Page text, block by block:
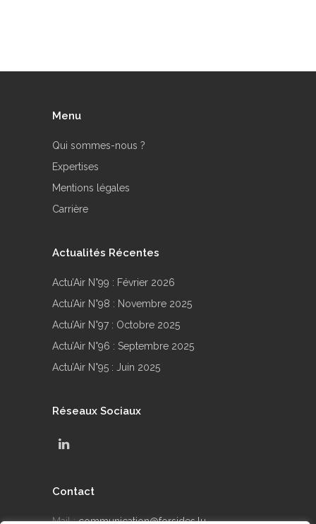
Menu
Qui sommes-nous ?
Expertises
Mentions légales
Carrière
Actualités Récentes
Actu’Air N°99 : Février 2026
Actu’Air N°98 : Novembre 2025
Actu’Air N°97 : Octobre 2025
Actu’Air N°96 : Septembre 2025
Actu’Air N°95 : Juin 2025
Réseaux Sociaux
Contact
Mail :communication@forsides.lu